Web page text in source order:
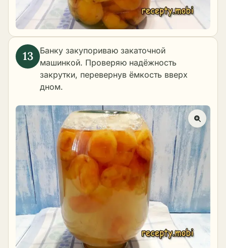
Банку закупориваю закаточной
машинкой. Проверяю надёжность
закрутки, перевернув ёмкость вверх
дном.